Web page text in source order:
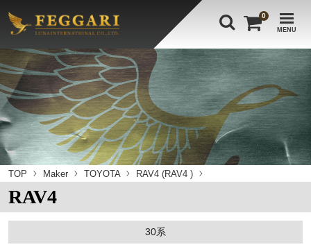
MENU
0
TOP Maker TOYOTA RAV4 (RAV4 )
RAV4
30系